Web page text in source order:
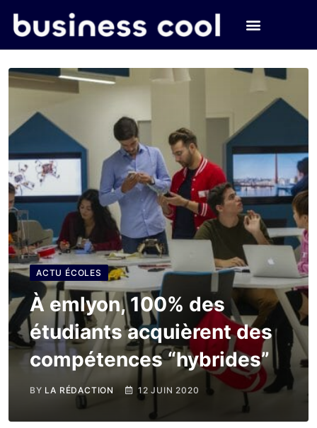
ACTU ÉCOLES
À emlyon, 100% des
étudiants acquièrent des
compétences “hybrides”
BY LA RÉDACTION 12 JUIN 2020